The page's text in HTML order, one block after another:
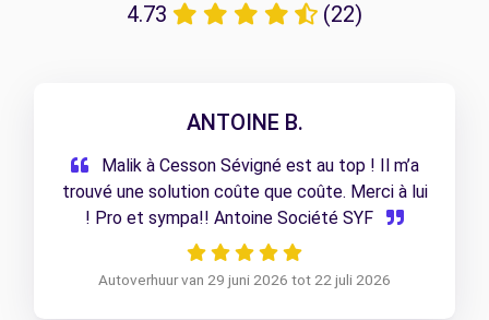
4.73 (22)
ANTOINE B.
Malik à Cesson Sévigné est au top ! Il m’a
trouvé une solution coûte que coûte. Merci à lui
! Pro et sympa!! Antoine Société SYF
Autoverhuur van 29 juni 2026 tot 22 juli 2026